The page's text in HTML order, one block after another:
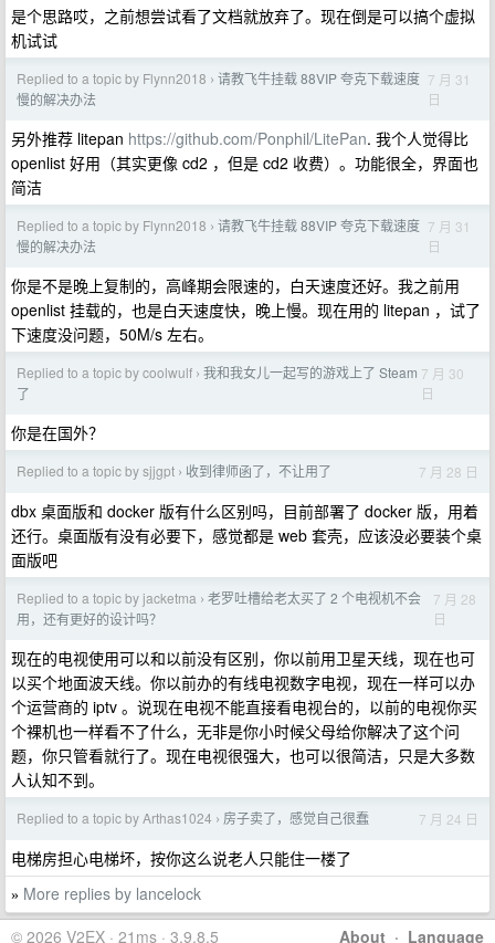
是个思路哎，之前想尝试看了文档就放弃了。现在倒是可以搞个虚拟
机试试
Replied to a topic by Flynn2018 › 请教飞牛挂载 88VIP 夸克下载速度
慢的解决办法
7 月 31
日
另外推荐 litepan https://github.com/Ponphil/LitePan. 我个人觉得比
openlist 好用（其实更像 cd2 ，但是 cd2 收费）。功能很全，界面也
简洁
Replied to a topic by Flynn2018 › 请教飞牛挂载 88VIP 夸克下载速度
慢的解决办法
7 月 31
日
你是不是晚上复制的，高峰期会限速的，白天速度还好。我之前用
openlist 挂载的，也是白天速度快，晚上慢。现在用的 litepan ，试了
下速度没问题，50M/s 左右。
Replied to a topic by coolwulf › 我和我女儿一起写的游戏上了 Steam
了
7 月 30
日
你是在国外？
Replied to a topic by sjjgpt › 收到律师函了，不让用了 7 月 28 日
dbx 桌面版和 docker 版有什么区别吗，目前部署了 docker 版，用着
还行。桌面版有没有必要下，感觉都是 web 套壳，应该没必要装个桌
面版吧
Replied to a topic by jacketma › 老罗吐槽给老太买了 2 个电视机不会
用，还有更好的设计吗？
7 月 28
日
现在的电视使用可以和以前没有区别，你以前用卫星天线，现在也可
以买个地面波天线。你以前办的有线电视数字电视，现在一样可以办
个运营商的 iptv 。说现在电视不能直接看电视台的，以前的电视你买
个裸机也一样看不了什么，无非是你小时候父母给你解决了这个问
题，你只管看就行了。现在电视很强大，也可以很简洁，只是大多数
人认知不到。
Replied to a topic by Arthas1024 › 房子卖了，感觉自己很蠢 7 月 24 日
电梯房担心电梯坏，按你这么说老人只能住一楼了
» More replies by lancelock
About · Language
© 2026 V2EX · 21ms · 3.9.8.5